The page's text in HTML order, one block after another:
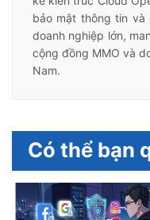
bảo mật thông tin và
doanh nghiệp lớn,
cộng đồng MMO và
Nam.
Có thể bạn